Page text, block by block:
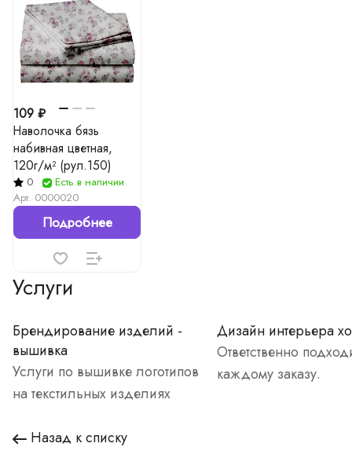
109 ₽
Наволочка бязь
набивная цветная,
120г/м² (рул.150)
0
Есть в наличии
Арт. 0000020
Подробнее
Услуги
Брендирование изделий -
вышивка
Услуги по вышивке логотипов
на текстильных изделиях
Дизайн интерьера
Ответственно
каждому заказу.
Назад к списку